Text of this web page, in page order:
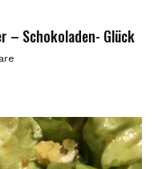
– Schokoladen- Glück